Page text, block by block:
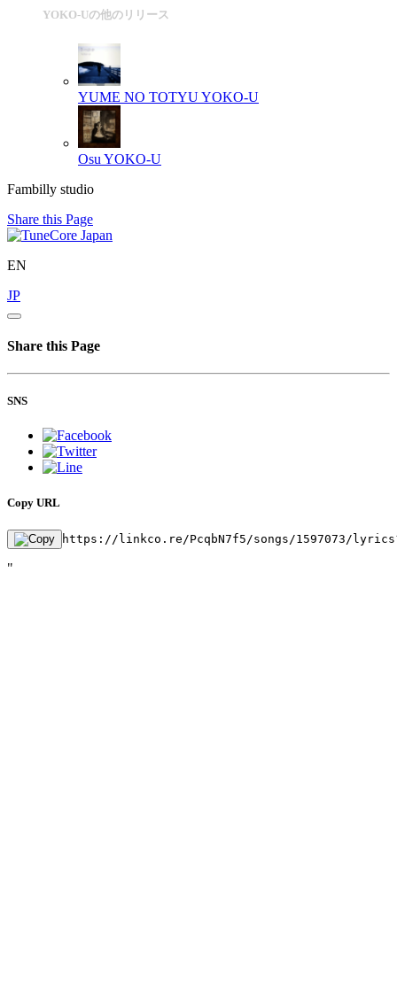
YOKO-Uの他のリリース
YUME NO TOTYUYOKO-U
Osu YOKO-U
Fambilly studio
Share this Page
EN
JP
Share this Page
SNS
Copy URL
https://linkco.re/PcqbN7f5/songs/1597073/
"